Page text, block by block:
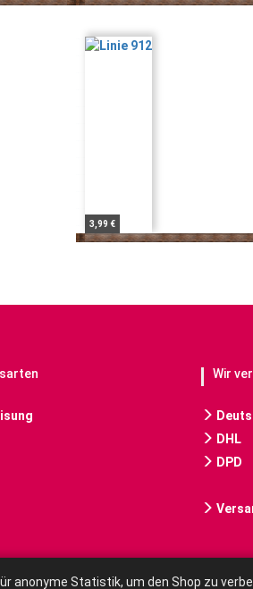
3,99 €
Wir
DHL
DPD
anonyme Statistik, um den Shop zu